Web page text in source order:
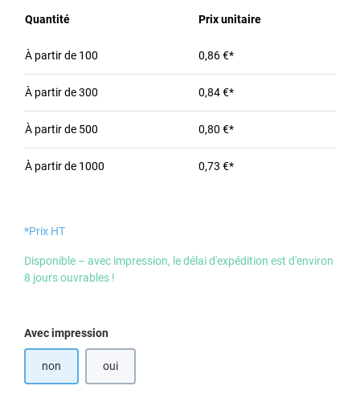
Quantité Prix unitaire
À partir de 100 0,86 €*
À partir de300 0,84 €*
À partir de 500 0,80 €*
À partir de 1000 0,73 €*
*Prix HT
Disponible – avec impression, le délai d'expédition est d'environ
8 jours ouvrables !
Sélectionnez
Avec impression
non oui